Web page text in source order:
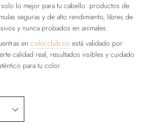
lo mejor para tu cabello: productos de
seguras y de alto rendimiento, libres de
y nunca probados en animales.
encolorclub.co está validado por
calidad real, resultados visibles y cuidado
para tu color.